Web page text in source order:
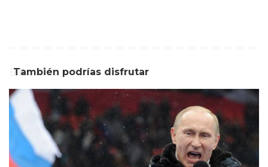
También podrías disfrutar